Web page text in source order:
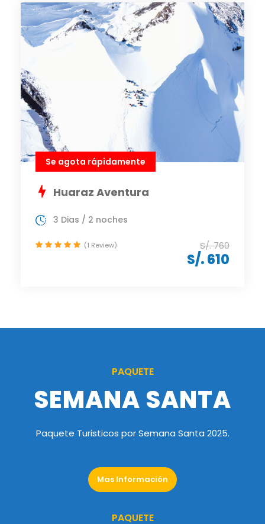
Se agota rápidamente
Huaraz Aventura
S/. 760
S/. 610
3 Dias / 2 noches
(1 Review)
PAQUETE
SEMANA SANTA
Paquete Turisticos por Semana Santa 2025.
Mas Información
PAQUETE